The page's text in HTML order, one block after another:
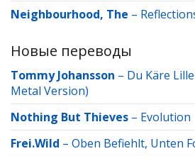
Neighbourhood, The –
Новые переводы
Tommy Johansson – Du Käre
Metal Version)
Nothing But Thieves – Evolution
Frei.Wild – Oben Befiehlt, Unten